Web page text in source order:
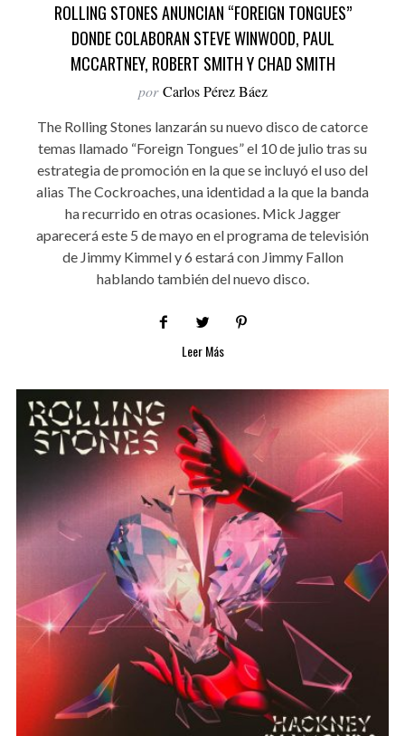
ROLLING STONES ANUNCIAN “FOREIGN TONGUES”
DONDE COLABORAN STEVE WINWOOD, PAUL
MCCARTNEY, ROBERT SMITH Y CHAD SMITH
por Carlos Pérez Báez
The Rolling Stones lanzarán su nuevo disco de catorce
temas llamado “Foreign Tongues” el 10 de julio tras su
estrategia de promoción en la que se incluyó el uso del
alias The Cockroaches, una identidad a la que la banda
ha recurrido en otras ocasiones. Mick Jagger
aparecerá este 5 de mayo en el programa de televisión
de Jimmy Kimmel y 6 estará con Jimmy Fallon
hablando también del nuevo disco.
Leer Más